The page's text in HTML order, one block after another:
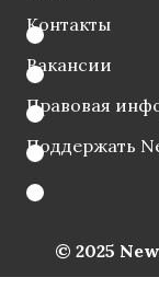
Контакты
Вакансии
Правовая
Поддержать
© 2025